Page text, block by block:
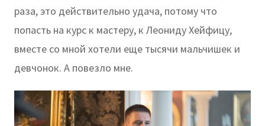
раза, это действительно удача, потому что
попасть на курс к мастеру, к Леониду Хейфицу,
вместе со мной хотели еще тысячи мальчишек и
девчонок. А повезло мне.